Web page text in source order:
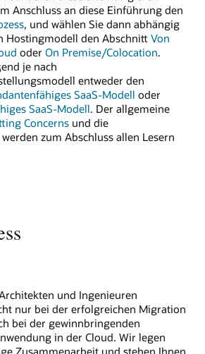
Anschluss an diese Einführung den
, und wählen Sie dann abhängig
Hostingmodell den Abschnitt Von
oder On Premise/Colocation.
je nach
entweder den
SaaS-Modell oder
SaaS-Modell. Der allgemeine
Concerns und die
werden zum Abschluss allen Lesern
und Ingenieuren
nur bei der erfolgreichen Migration
bei der gewinnbringenden
in der Cloud. Wir legen